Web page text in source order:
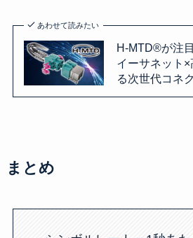
あわせて読みたい
H-MTD®が注
イーサネット
る次世代コネ
まとめ